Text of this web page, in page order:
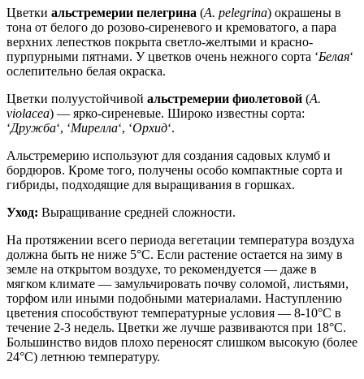
Цветки альстремерии пелегрина (A. pelegrina) окрашены в
тона от белого до розово-сиреневого и кремоватого, а пара
верхних лепестков покрыта светло-желтыми и красно-
пурпурными пятнами. У цветков очень нежного сорта ‘Белая‘
ослепительно белая окраска.
Цветки полуустойчивой альстремерии фиолетовой (A.
violacea) — ярко-сиреневые. Широко известны сорта:
‘Дружба‘, ‘Мирелла‘, ‘Орхид‘.
Альстремерию используют для создания садовых клумб и
бордюров. Кроме того, получены особо компактные сорта и
гибриды, подходящие для выращивания в горшках.
Уход: Выращивание средней сложности.
На протяжении всего периода вегетации температура воздуха
должна быть не ниже 5°C. Если растение остается на зиму в
земле на открытом воздухе, то рекомендуется — даже в
мягком климате — замульчировать почву соломой, листьями,
торфом или иными подобными материалами. Наступлению
цветения способствуют температурные условия — 8-10°C в
течение 2-3 недель. Цветки же лучше развиваются при 18°C.
Большинство видов плохо переносят слишком высокую (более
24°C) летнюю температуру.